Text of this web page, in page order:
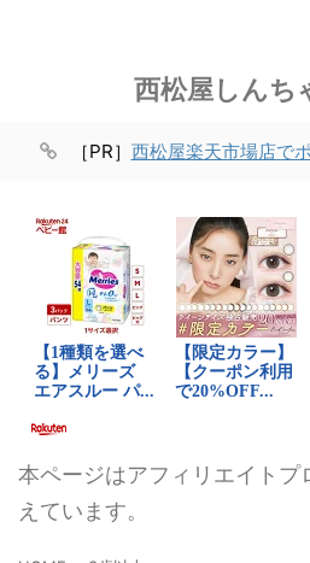
西松屋しんち
［PR］ 西松屋楽天市場店で
本ページはアフィリエイトプ
えています。